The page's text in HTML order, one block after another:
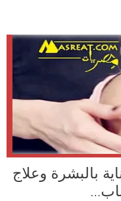
بالبشرة وعلاج